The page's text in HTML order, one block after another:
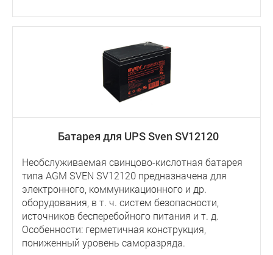
Батарея для UPS Sven SV12120
Необслуживаемая свинцово-кислотная батарея
типа AGM SVEN SV12120 предназначена для
электронного, коммуникационного и др.
оборудования, в т. ч. систем безопасности,
источников бесперебойного питания и т. д.
Особенности: герметичная конструкция,
пониженный уровень саморазряда.